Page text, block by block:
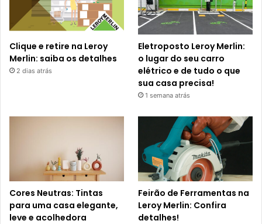
Clique e retire na Leroy
Merlin: saiba os detalhes
2 dias atrás
Eletroposto Leroy Merlin:
o lugar do seu carro
elétrico e de tudo o que
sua casa precisa!
1 semana atrás
Cores Neutras: Tintas
para uma casa elegante,
leve e acolhedora
Feirão de Ferramentas na
Leroy Merlin: Confira
detalhes!